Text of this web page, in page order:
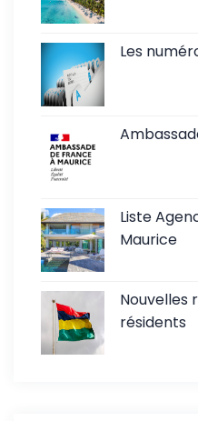
Les
Liste
Maurice
Nouvelles
résidents